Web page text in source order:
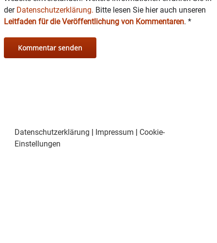
der Datenschutzerklärung. Bitte lesen Sie hier auch unseren
Leitfaden für die Veröffentlichung von Kommentaren. *
Datenschutzerklärung | Impressum | Cookie-
Einstellungen